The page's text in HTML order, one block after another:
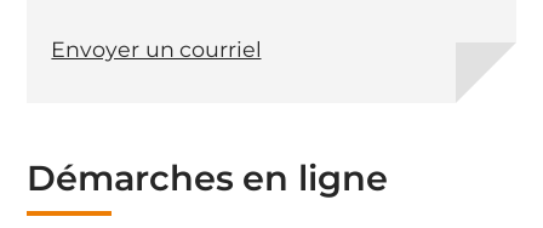
Démarches en ligne
Envoyer un courriel